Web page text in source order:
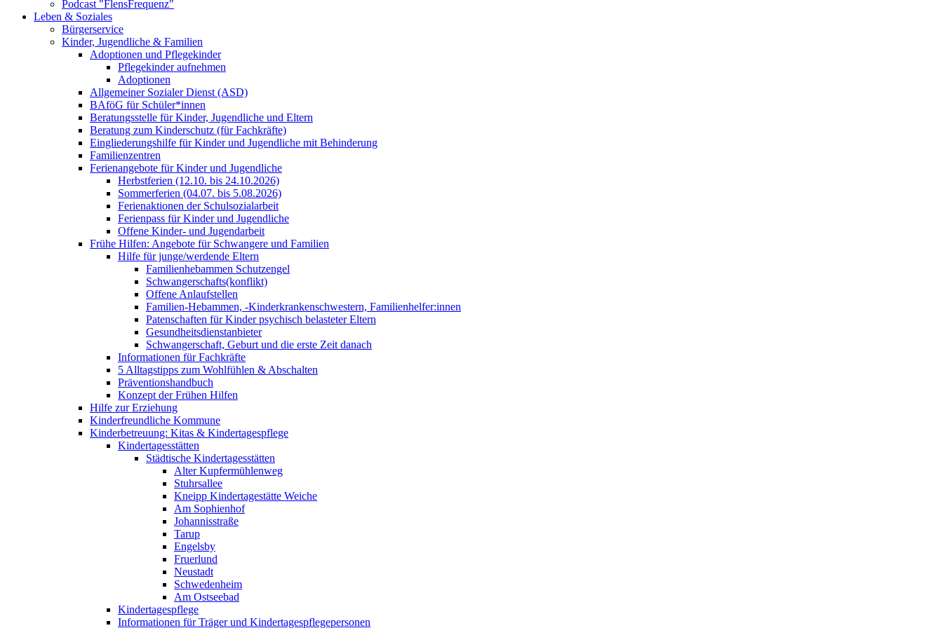
Podcast "FlensFrequenz"
Leben & Soziales
Bürgerservice
Kinder, Jugendliche & Familien
Adoptionen und Pflegekinder
Pflegekinder aufnehmen
Adoptionen
Allgemeiner Sozialer Dienst (ASD)
BAföG für Schüler*innen
Beratungsstelle für Kinder, Jugendliche und Eltern
Beratung zum Kinderschutz (für Fachkräfte)
Eingliederungshilfe für Kinder und Jugendliche mit Behinderung
Familienzentren
Ferienangebote für Kinder und Jugendliche
Herbstferien (12.10. bis 24.10.2026)
Sommerferien (04.07. bis 5.08.2026)
Ferienaktionen der Schulsozialarbeit
Ferienpass für Kinder und Jugendliche
Offene Kinder- und Jugendarbeit
Frühe Hilfen: Angebote für Schwangere und Familien
Hilfe für junge/werdende Eltern
Familienhebammen Schutzengel
Schwangerschafts(konflikt)
Offene Anlaufstellen
Familien-Hebammen, -Kinderkrankenschwestern, Familienhelfer:innen
Patenschaften für Kinder psychisch belasteter Eltern
Gesundheitsdienstanbieter
Schwangerschaft, Geburt und die erste Zeit danach
Informationen für Fachkräfte
5 Alltagstipps zum Wohlfühlen & Abschalten
Präventionshandbuch
Konzept der Frühen Hilfen
Hilfe zur Erziehung
Kinderfreundliche Kommune
Kinderbetreuung: Kitas & Kindertagespflege
Kindertagesstätten
Städtische Kindertagesstätten
Alter Kupfermühlenweg
Stuhrsallee
Kneipp Kindertagestätte Weiche
Am Sophienhof
Johannisstraße
Tarup
Engelsby
Fruerlund
Neustadt
Schwedenheim
Am Ostseebad
Kindertagespflege
Informationen für Träger und Kindertagespflegepersonen